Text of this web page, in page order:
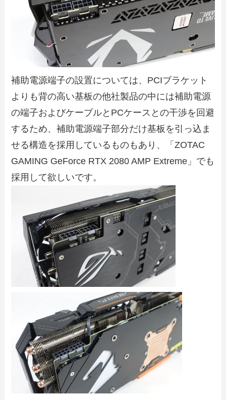
補助電源端子の設置については、PCIブラケット
よりも背の高い基板の他社製品の中には補助電源
の端子およびケーブルとPCケースとの干渉を回避
するため、補助電源端子部分だけ基板を引っ込ま
せる構造を採用しているものもあり、「ZOTAC
GAMING GeForce RTX 2080 AMP Extreme」でも
採用して欲しいです。